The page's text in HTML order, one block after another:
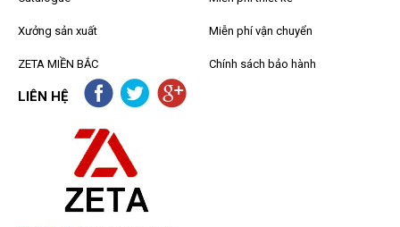
Xưởng sản xuất
ZETA MIỀN BẮC
Miễn phí vận chuyển
Chính sách bảo hành
LIÊN HỆ